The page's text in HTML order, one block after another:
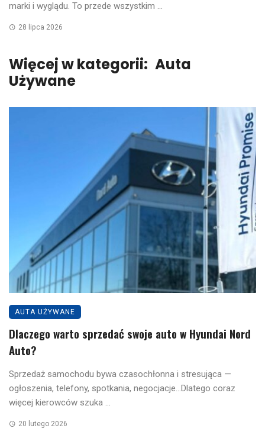
marki i wyglądu. To przede wszystkim ...
28 lipca 2026
Więcej w kategorii: Auta
Używane
AUTA UŻYWANE
Dlaczego warto sprzedać swoje auto w Hyundai Nord
Auto?
Sprzedaż samochodu bywa czasochłonna i stresująca —
ogłoszenia, telefony, spotkania, negocjacje…Dlatego coraz
więcej kierowców szuka ...
20 lutego 2026